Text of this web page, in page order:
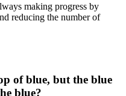
making progress by
reducing the number of
of blue, but the blue
blue?